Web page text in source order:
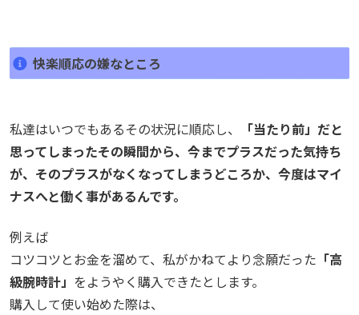
快楽順応の嫌なところ
私達はいつでもあるその状況に順応し、
「当たり前」だと
思ってしまったその瞬間から、今までプラスだった気持ち
が、そのプラスがなくなってしまうどころか、今度はマイ
ナスへと働く事があるんです。
例えば
コツコツとお金を溜めて、私がかねてより念願だった 「高
級腕時計」 をようやく購入できたとします。
購入して使い始めた際は、